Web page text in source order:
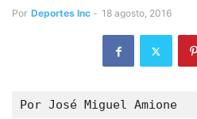
Por Deportes Inc - 18 agosto, 2016
Por José Miguel Amione